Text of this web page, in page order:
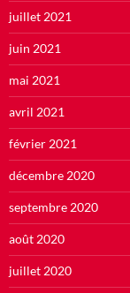
juillet 2021
juin 2021
mai 2021
avril 2021
février 2021
décembre 2020
septembre 2020
août 2020
juillet 2020